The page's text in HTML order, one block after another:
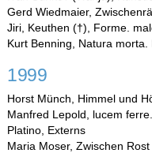
Gerd Wiedmaier,
Jiri, Keuthen (†), Forme.
Kurt Benning, Natura morta.
1999
Horst Münch, Himmel und
Manfred Lepold, lucem
Platino, Externs
Maria Moser, Zwischen